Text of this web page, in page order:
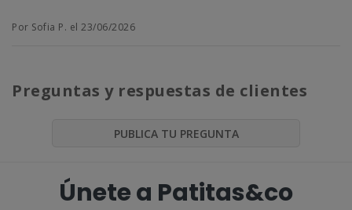
Por Sofia P. el 23/06/2026
Preguntas y respuestas de clientes
PUBLICA TU PREGUNTA
Únete a Patitas&co